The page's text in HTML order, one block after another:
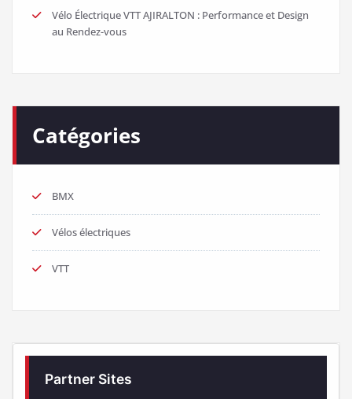
Vélo Électrique VTT AJIRALTON : Performance et Design
au Rendez-vous
Catégories
BMX
Vélos électriques
VTT
Partner Sites